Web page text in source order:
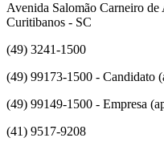
Avenida Salomão Carneiro
Curitibanos - SC
(49) 3241-1500
(49) 99173-1500 - Candidato
(49) 99149-1500 - Empresa
(41) 9517-9208